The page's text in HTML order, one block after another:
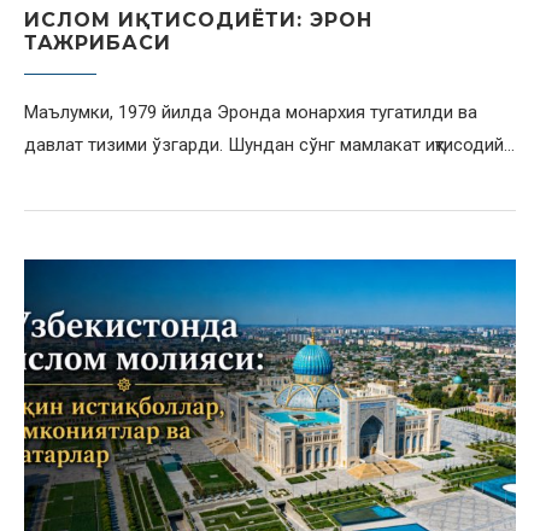
ИСЛОМ ИҚТИСОДИЁТИ: ЭРОН
ТАЖРИБАСИ
Маълумки, 1979 йилда Эронда монархия тугатилди ва
давлат тизими ўзгарди. Шундан сўнг мамлакат иқтисодий…